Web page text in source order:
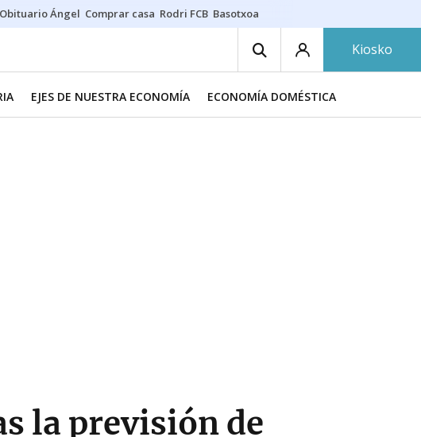
Obituario Ángel Comprar casa Rodri FCB Basotxoa
Kiosko
EJES DE NUESTRA ECONOMÍA ECONOMÍA DOMÉSTICA
la previsión de